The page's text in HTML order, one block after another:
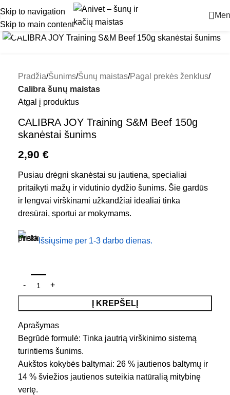
Skip to navigation
Skip to main content
Padidinti
Pradžia Šunims Šunų maistas Pagal prekės ženklus
Calibra šunų maistas
Atgal į produktus
CALIBRA JOY Training S&M Beef 150g
skanėstai šunims
2,90 €
Pusiau drėgni skanėstai su jautiena, specialiai
pritaikyti mažų ir vidutinio dydžio šunims. Šie gardūs
ir lengvai virškinami užkandžiai idealiai tinka
dresūrai, sportui ar mokymams.
Išsiųsime per 1-3 darbo dienas.
Į KREPŠELĮ
Aprašymas
Begrūdė formulė: Tinka jautrią virškinimo sistemą
turintiems šunims.
Aukštos kokybės baltymai: 26 % jautienos baltymų ir
14 % šviežios jautienos suteikia natūralią mitybinę
vertę.